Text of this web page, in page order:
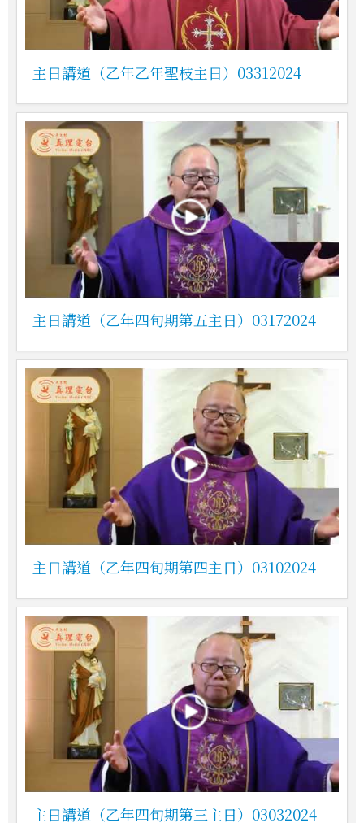
主日講道（乙年乙年聖枝主日）03312024
主日講道（乙年四旬期第五主日）03172024
主日講道（乙年四旬期第四主日）03102024
主日講道（乙年四旬期第三主日）03032024